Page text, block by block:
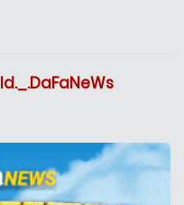
Id._.DaFaNeWs